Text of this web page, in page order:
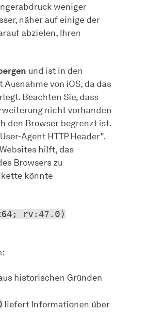
weniger
näher auf einige der
abzielen, Ihren
und ist in den
von iOS, da das
Beachten Sie, dass
nicht vorhanden
den Browser begrenzt ist.
Agent HTTP Header".
hilft, das
Browsers zu
könnte
rv:47.0)
historischen Gründen
liefert Informationen über